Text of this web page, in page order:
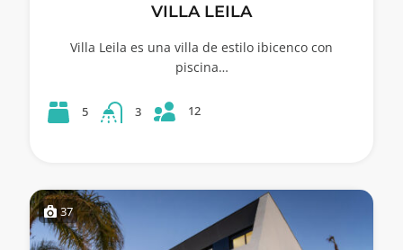
VILLA LEILA
Villa Leila es una villa de estilo ibicenco con
piscina…
5 3 12
37